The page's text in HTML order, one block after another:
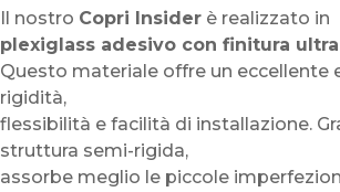
Il nostro Copri Insider è realizzato in
plexiglass adesivo con finitura
Questo materiale offre un eccellente
rigidità,
flessibilità e facilità di installazione.
struttura semi-rigida,
assorbe meglio le piccole